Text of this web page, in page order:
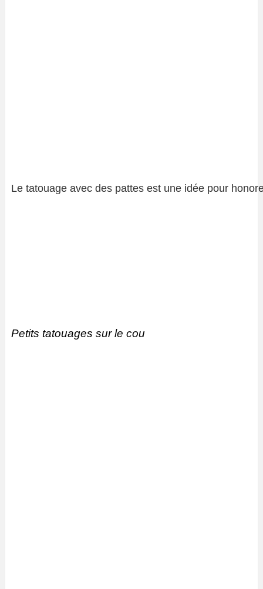
Le tatouage avec des pattes est une idée pour
Petits tatouages ​​sur le cou